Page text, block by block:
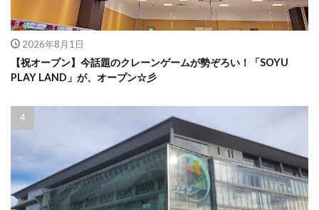
2026年8月1日
【祝オープン】今話題のクレーンゲームが勢ぞろい！「SOYU
PLAY LAND」が、オープン☆彡